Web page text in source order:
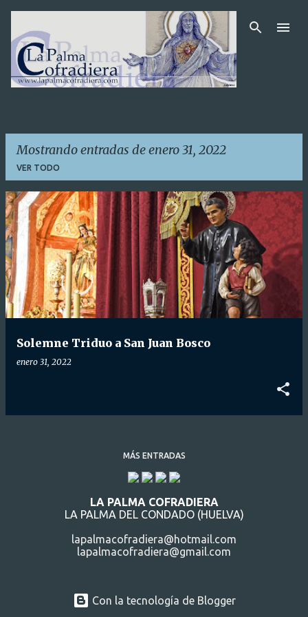
Ir al contenido principal
Mostrando entradas de enero 31, 2022
VER TODO
E
n
t
r
a
d
Solemne Triduo a San Juan Bosco
enero 31, 2022
MÁS ENTRADAS
LA PALMA COFRADIERA
LA PALMA DEL CONDADO (HUELVA)
lapalmacofradiera@hotmail.com
lapalmacofradiera@gmail.com
Con la tecnología de Blogger